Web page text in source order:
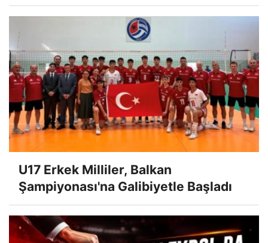
U17 Erkek Milliler, Balkan
Şampiyonası'na Galibiyetle Başladı